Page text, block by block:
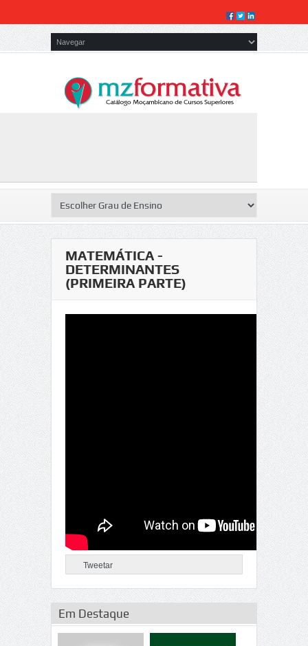
MATEMÁTICA -
DETERMINANTES
(PRIMEIRA PARTE)
Tweetar
Em Destaque